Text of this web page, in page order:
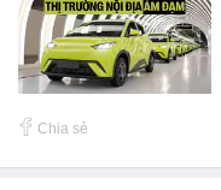
Chia sẻ